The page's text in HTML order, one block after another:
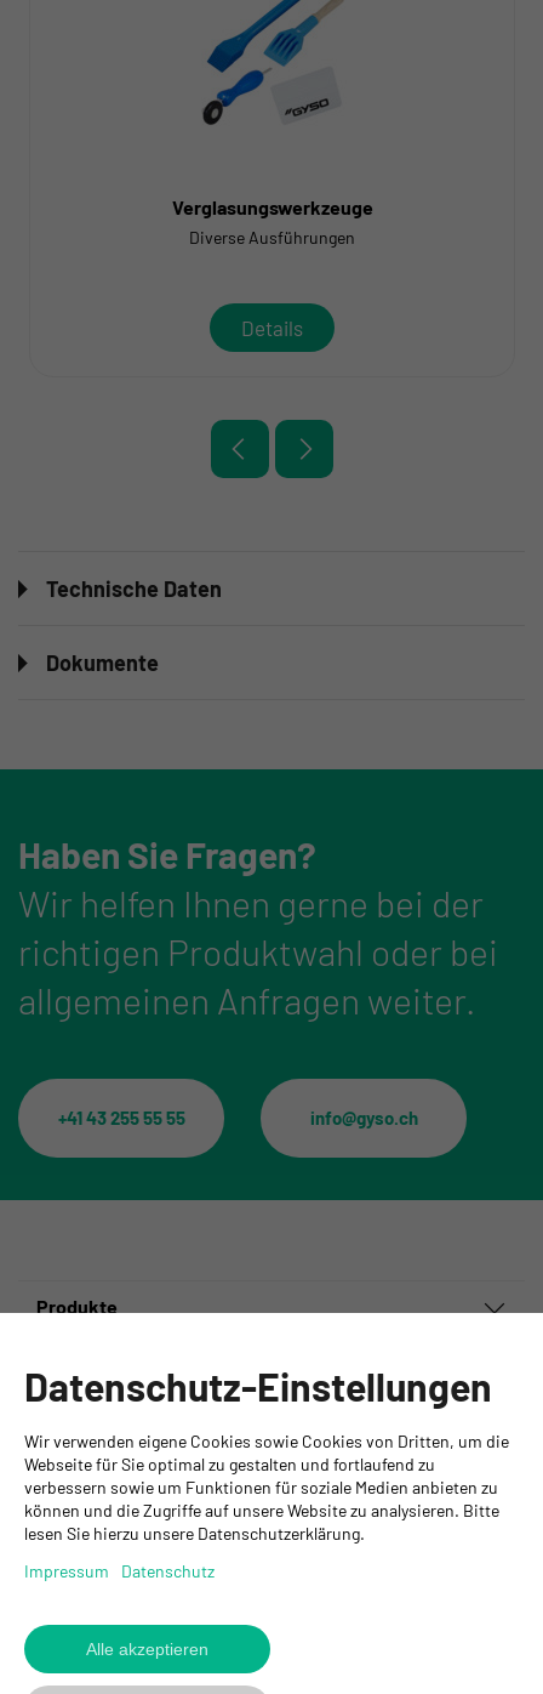
Verglasungswerkzeuge
Diverse Ausführungen
Details
Technische Daten
Dokumente
Haben Sie Fragen?
Wir helfen Ihnen gerne bei der
richtigen Produktwahl oder bei
allgemeinen Anfragen weiter.
+41 43 255 55 55 info@gyso.ch
Produkte
GYSO AG
Hauptsitz Kloten
Steinackerstrasse 34
8302 Kloten
+ 41 43 255 55 55
www.gyso.ch
Datenschutz-Einstellungen
Wir verwenden eigene Cookies sowie Cookies von Dritten, um die
Webseite für Sie optimal zu gestalten und fortlaufend zu
verbessern sowie um Funktionen für soziale Medien anbieten zu
können und die Zugriffe auf unsere Website zu analysieren. Bitte
lesen Sie hierzu unsere Datenschutzerklärung.
Impressum
Datenschutz
Alle akzeptieren